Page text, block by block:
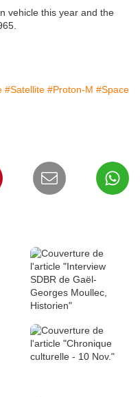
vehicle this year and the
#Satellite #Proton-M #Space